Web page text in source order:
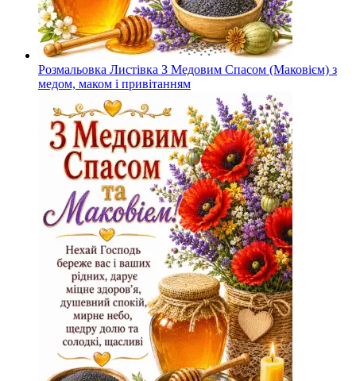
Розмальовка Листівка З Медовим Спасом (Маковієм) з
медом, маком і привітанням